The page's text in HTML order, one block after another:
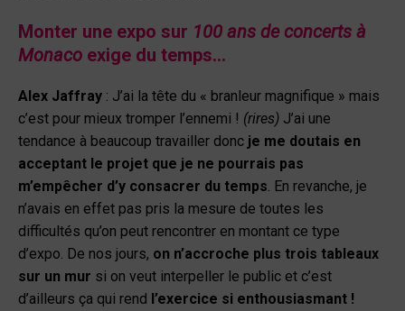
Monter une expo sur 100 ans de concerts à
Monaco exige du temps…
Alex Jaffray : J’ai la tête du « branleur magnifique » mais
c’est pour mieux tromper l’ennemi ! (rires) J’ai une
tendance à beaucoup travailler donc je me doutais en
acceptant le projet que je ne pourrais pas
m’empêcher d’y consacrer du temps . En revanche, je
n’avais en effet pas pris la mesure de toutes les
difficultés qu’on peut rencontrer en montant ce type
d’expo. De nos jours, on n’accroche plus trois tableaux
sur un mur si on veut interpeller le public et c’est
d’ailleurs ça qui rend l’exercice si enthousiasmant !